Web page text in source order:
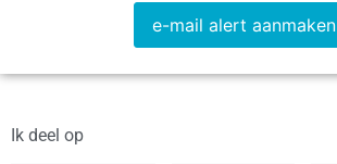
e-mail alert aanmaken
Ik deel op